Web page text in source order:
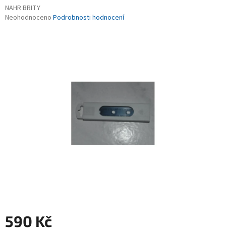
NAHR BRITY
Průměrné
Neohodnoceno Podrobnosti hodnocení
590 Kč